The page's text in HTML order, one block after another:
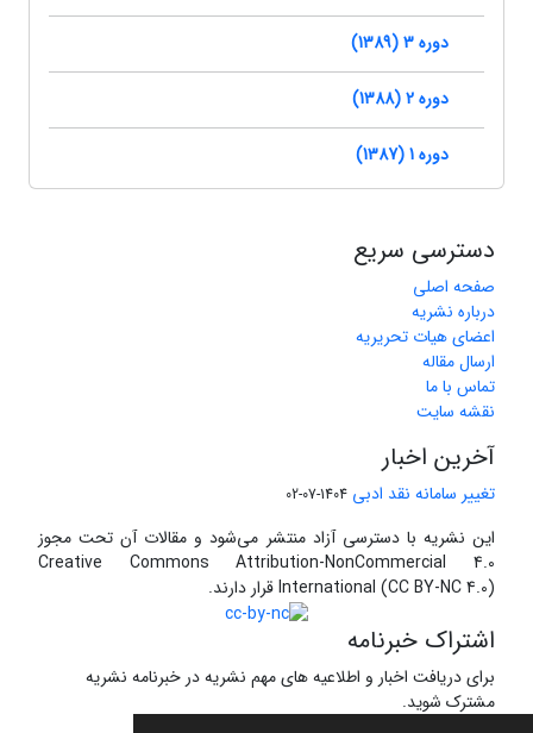
دوره 3 (1389)
دوره 2 (1388)
دوره 1 (1387)
دسترسی سریع
صفحه اصلی
درباره نشریه
اعضای هیات تحریریه
ارسال مقاله
تماس با ما
نقشه سایت
آخرین اخبار
تغییر سامانه نقد ادبی 1404-07-02
این نشریه با دسترسی آزاد منتشر می‌شود و مقالات آن تحت مجوز
Creative Commons Attribution-NonCommercial 4.0
International (CC BY-NC 4.0) قرار دارند.
اشتراک خبرنامه
برای دریافت اخبار و اطلاعیه های مهم نشریه در خبرنامه نشریه
مشترک شوید.